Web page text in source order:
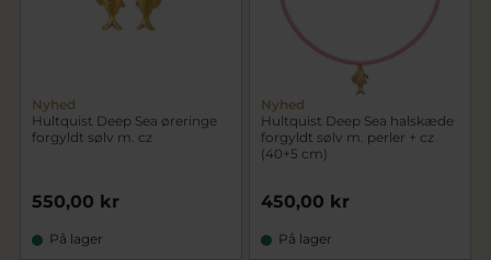
Nyhed
Hultquist Deep Sea øreringe
forgyldt sølv m. cz
550,00 kr
På lager
Nyhed
Hultquist Deep Sea halskæde
forgyldt sølv m. perler + cz
(40+5 cm)
450,00 kr
På lager